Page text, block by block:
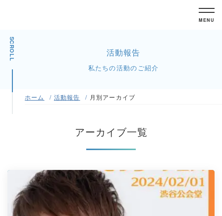
MENU
SCROLL 活動報告
私たちの活動のご紹介
ホーム 活動報告 月別アーカイブ
アーカイブ一覧